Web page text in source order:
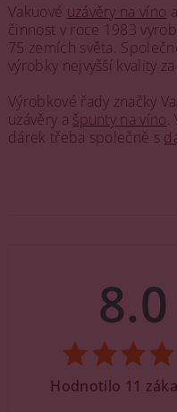
Vakuové uzávěry na víno
činnost v roce 1983
75 zemích světa.
výrobky nejvyšší kvality
Výrobkové řady značky
uzávěry a špunty na víno
dárek třeba společně s
8.0
Hodnotilo 11